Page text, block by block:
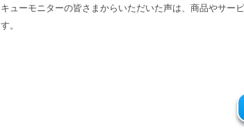
キューモニターの皆さまからいただいた声は、商品やサー
す。